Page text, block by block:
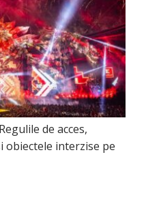
de acces,
interzise pe